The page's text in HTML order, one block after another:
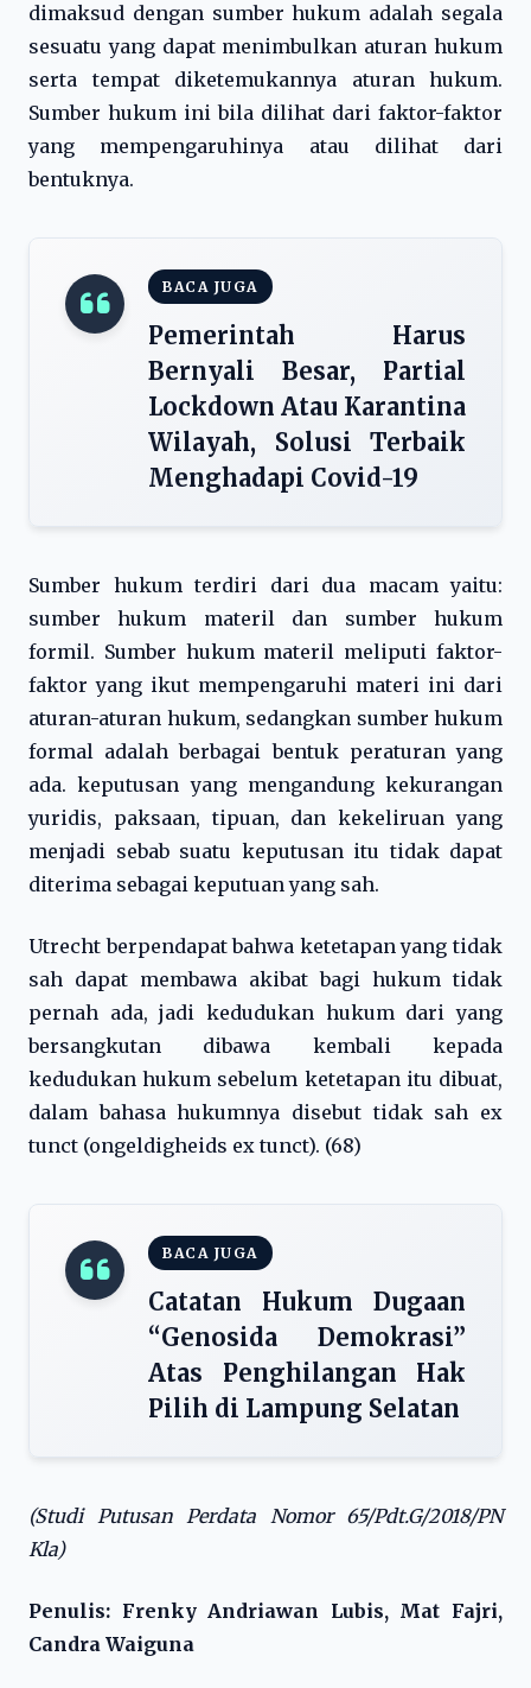
dimaksud dengan sumber hukum adalah segala
sesuatu yang dapat menimbulkan aturan hukum
serta tempat diketemukannya aturan hukum.
Sumber hukum ini bila dilihat dari faktor-faktor
yang mempengaruhinya atau dilihat dari
bentuknya.
BACA JUGA
Pemerintah Harus
Bernyali Besar, Partial
Lockdown Atau Karantina
Wilayah, Solusi Terbaik
Menghadapi Covid-19
Sumber hukum terdiri dari dua macam yaitu:
sumber hukum materil dan sumber hukum
formil. Sumber hukum materil meliputi faktor-
faktor yang ikut mempengaruhi materi ini dari
aturan-aturan hukum, sedangkan sumber hukum
formal adalah berbagai bentuk peraturan yang
ada. keputusan yang mengandung kekurangan
yuridis, paksaan, tipuan, dan kekeliruan yang
menjadi sebab suatu keputusan itu tidak dapat
diterima sebagai keputuan yang sah.
Utrecht berpendapat bahwa ketetapan yang tidak
sah dapat membawa akibat bagi hukum tidak
pernah ada, jadi kedudukan hukum dari yang
bersangkutan dibawa kembali kepada
kedudukan hukum sebelum ketetapan itu dibuat,
dalam bahasa hukumnya disebut tidak sah ex
tunct (ongeldigheids ex tunct). (68)
BACA JUGA
Catatan Hukum Dugaan
“Genosida Demokrasi”
Atas Penghilangan Hak
Pilih di Lampung Selatan
(Studi Putusan Perdata Nomor 65/Pdt.G/2018/PN
Kla)
Penulis: Frenky Andriawan Lubis, Mat Fajri,
Candra Waiguna